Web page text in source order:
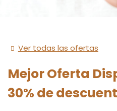
Ver todas las ofertas
Mejor Oferta
30% de